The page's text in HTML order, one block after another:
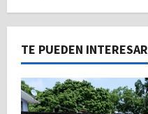
TE PUEDEN INTERESAR